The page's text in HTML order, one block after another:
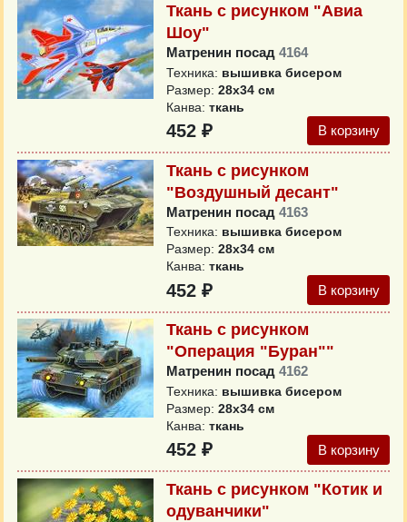
Ткань с рисунком "Авиа
Шоу"
Матренин посад 4164
Техника: вышивка бисером
Размер: 28x34 см
Канва: ткань
452 ₽ В корзину
Ткань с рисунком
"Воздушный десант"
Матренин посад 4163
Техника: вышивка бисером
Размер: 28x34 см
Канва: ткань
452 ₽ В корзину
Ткань с рисунком
"Операция "Буран""
Матренин посад 4162
Техника: вышивка бисером
Размер: 28x34 см
Канва: ткань
452 ₽ В корзину
Ткань с рисунком "Котик и
одуванчики"